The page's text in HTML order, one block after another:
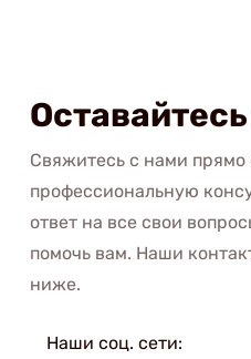
Свяжитесь с нами прямо
профессиональную
ответ на все свои
помочь вам. Наши
ниже.
Наши соц. сети: